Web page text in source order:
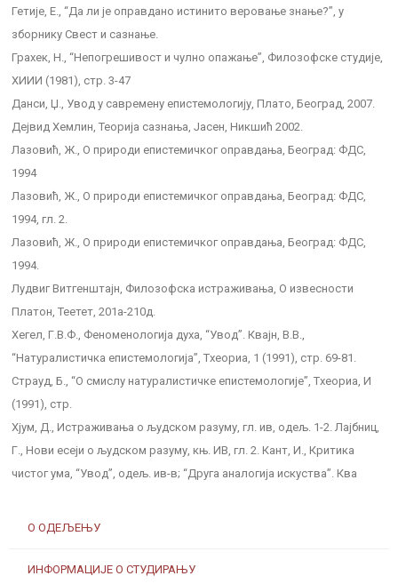
О ОДЕЉЕЊУ
ИНФОРМАЦИЈЕ О СТУДИРАЊУ
Гетије, Е., “Да ли је оправдано истинито веровање знање?”, у
зборнику Свест и сазнање.
Грахек, Н., “Непогрешивост и чулно опажање”, Филозофске студије,
XИИИ (1981), стр. 3-47
Данси, Џ., Увод у савремену епистемологију, Плато, Београд, 2007.
Дејвид Хемлин, Теорија сазнања, Јасен, Никшић 2002.
Лазовић, Ж., О природи епистемичког оправдања, Београд: ФДС,
1994
Лазовић, Ж., О природи епистемичког оправдања, Београд: ФДС,
1994, гл. 2.
Лазовић, Ж., О природи епистемичког оправдања, Београд: ФДС,
1994.
Лудвиг Витгенштајн, Филозофска истраживања, О извесности
Платон, Теетет, 201а-210д.
Хегел, Г.В.Ф., Феноменологија духа, “Увод”. Квајн, В.В.,
“Натуралистичка епистемологија”, Тхеориа, 1 (1991), стр. 69-81.
Страуд, Б., “О смислу натуралистичке епистемологије”, Тхеориа, И
(1991), стр.
Хјум, Д., Истраживања о људском разуму, гл. ив, одељ. 1-2. Лајбниц,
Г., Нови есеји о људском разуму, књ. ИВ, гл. 2. Кант, И., Критика
чистог ума, “Увод”, одељ. ив-в; “Друга аналогија искуства”. Ква